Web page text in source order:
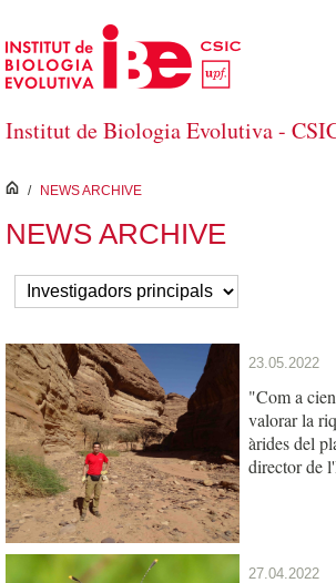
Skip to Main Content
Institut de Biologia Evolutiva -
inici
/ NEWS ARCHIVE
NEWS ARCHIVE
23.05.2022
"Com a
valorar la
àrides del
director de
27.04.2022